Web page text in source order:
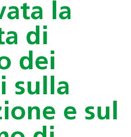
la
di
dei
sulla
e sul